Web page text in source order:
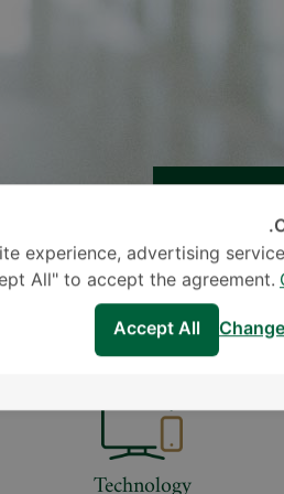
experience, advertising
All" to accept the agreement.
Accept All